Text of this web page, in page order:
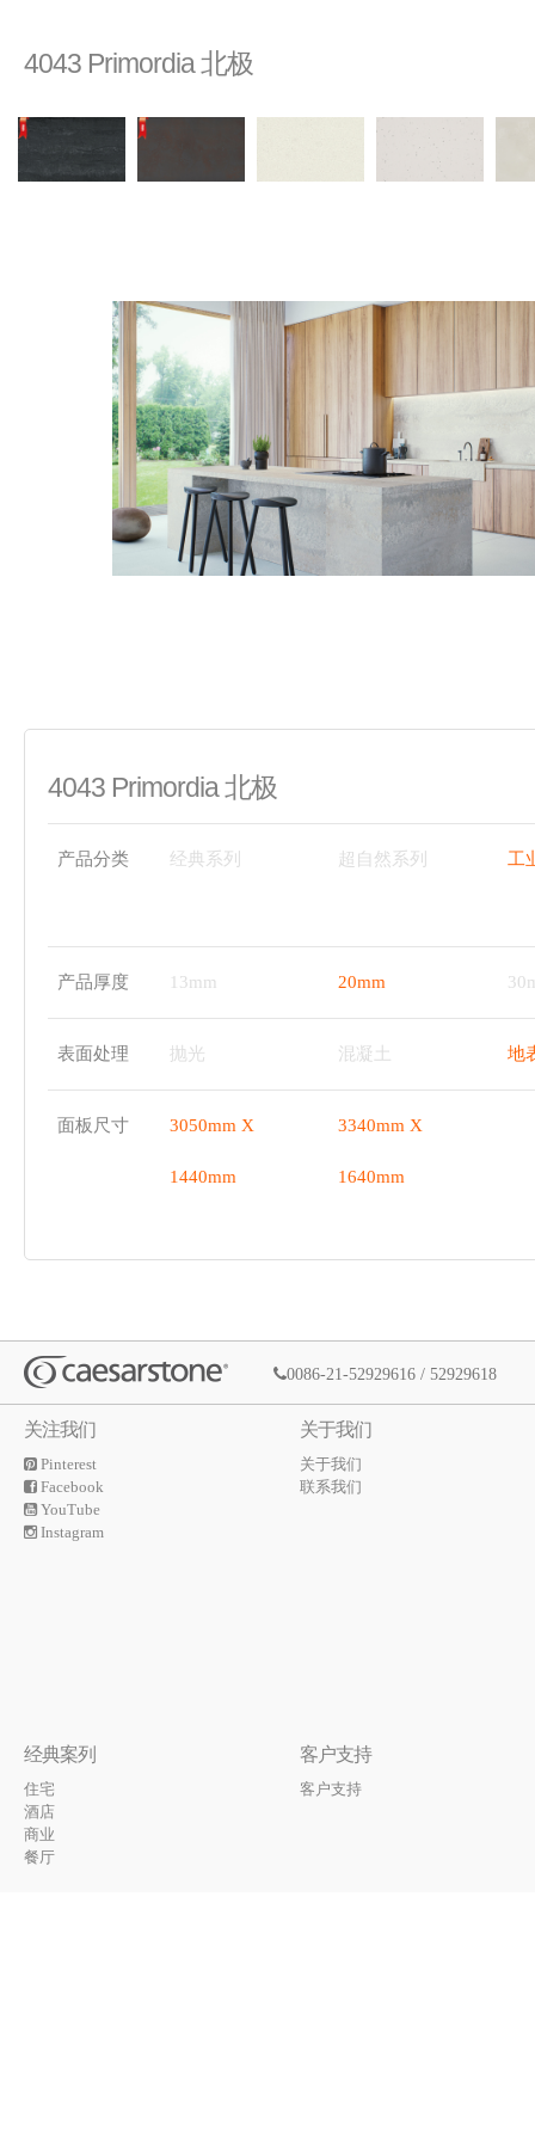
4043 Primordia 北极
4043 Primordia 北极
产品分类 经典系列 超自然系列 工
产品厚度 13mm 20mm
表面处理 抛光 混凝土 地
面板尺寸 3050mm X
1440mm
3340mm X
1640mm
0086-21-52929616 / 52929618
关注我们
Pinterest
Facebook
YouTube
Instagram
关于我们
关于我们
联系我们
经典案列
住宅
酒店
商业
餐厅
客户支持
客户支持